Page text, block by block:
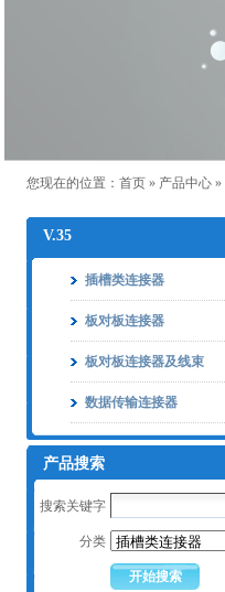
您现在的位置： 首页 » 产品中心 »
V.35
插槽类连接器
板对板连接器
板对板连接器及线束
数据传输连接器
产品搜索
搜索关键字
分类